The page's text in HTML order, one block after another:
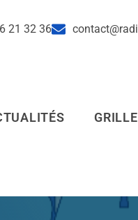
21 32 36
GRILLE